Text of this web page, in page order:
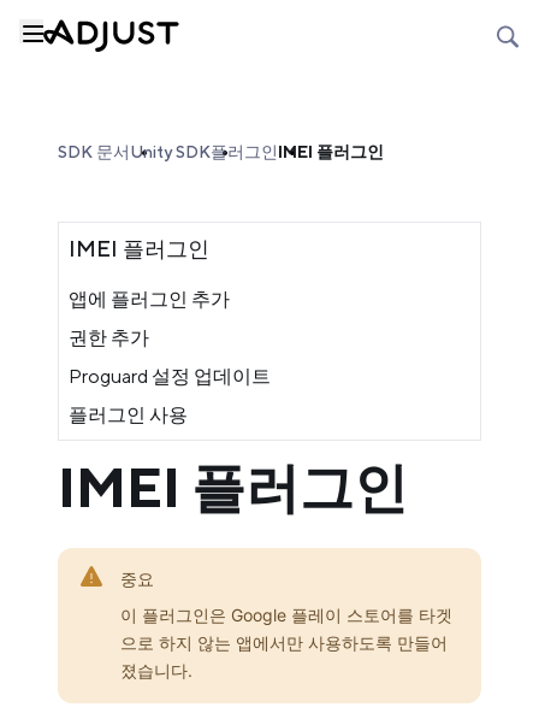
SDK 문서Unity SDK플러그인IMEI 플러그인
IMEI 플러그인
앱에 플러그인 추가
권한 추가
Proguard 설정 업데이트
플러그인 사용
IMEI 플러그인
중요
이 플러그인은 Google 플레이 스토어를 타겟
으로 하지 않는 앱에서만 사용하도록 만들어
졌습니다.